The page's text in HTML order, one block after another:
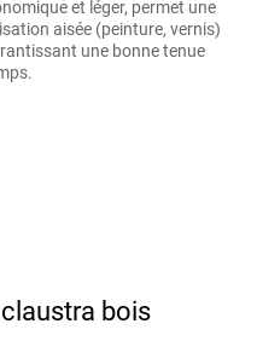
et léger, permet une
aisée (peinture, vernis)
une bonne tenue
bois